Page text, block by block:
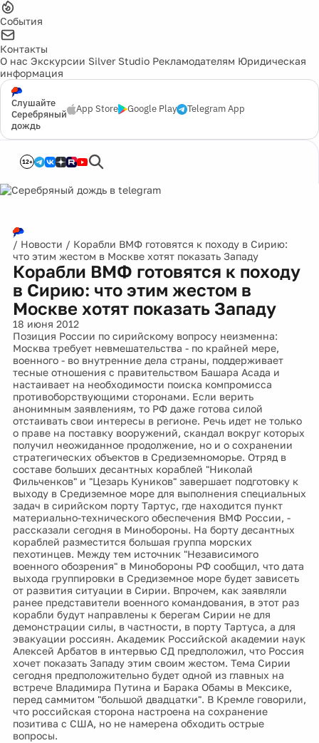
События
Контакты
О нас Экскурсии Silver Studio Рекламодателям Юридическая
информация
Слушайте
Серебряный
дождь
App Store Google Play Telegram App
12+
/ Новости / Корабли ВМФ готовятся к походу в Сирию:
что этим жестом в Москве хотят показать Западу
Корабли ВМФ готовятся к походу
в Сирию: что этим жестом в
Москве хотят показать Западу
18 июня 2012
Позиция России по сирийскому вопросу неизменна:
Москва требует невмешательства - по крайней мере,
военного - во внутренние дела страны, поддерживает
тесные отношения с правительством Башара Асада и
настаивает на необходимости поиска компромисса
противоборствующими сторонами. Если верить
анонимным заявлениям, то РФ даже готова силой
отстаивать свои интересы в регионе. Речь идет не только
о праве на поставку вооружений, скандал вокруг которых
получил неожиданное продолжение, но и о сохранении
стратегических объектов в Средиземноморье. Отряд в
составе больших десантных кораблей "Николай
Фильченков" и "Цезарь Куников" завершает подготовку к
выходу в Средиземное море для выполнения специальных
задач в сирийском порту Тартус, где находится пункт
материально-технического обеспечения ВМФ России, -
рассказали сегодня в Минобороны. На борту десантных
кораблей разместится большая группа морских
пехотинцев. Между тем источник "Независимого
военного обозрения" в Минобороны РФ сообщил, что дата
выхода группировки в Средиземное море будет зависеть
от развития ситуации в Сирии. Впрочем, как заявляли
ранее представители военного командования, в этот раз
корабли будут направлены к берегам Сирии не для
демонстрации силы, в частности, в порту Тартуса, а для
эвакуации россиян. Академик Российской академии наук
Алексей Арбатов в интервью СД предположил, что Россия
хочет показать Западу этим своим жестом. Тема Сирии
сегодня предположительно будет одной из главных на
встрече Владимира Путина и Барака Обамы в Мексике,
перед саммитом "большой двадцатки". В Кремле говорили,
что российская сторона настроена на сохранение
позитива с США, но не намерена обходить острые
вопросы.